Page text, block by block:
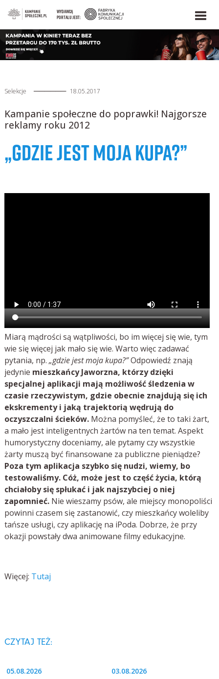
WYDAWCĄ
PORTALU JEST:
Selekcje ────── 18.05.2017
Kampanie społeczne do poprawki! Najgorsze
reklamy roku 2012
„GDZIE JEST MOJA KUPA?”
Miarą mądrości są wątpliwości, bo im więcej się wie, tym
wie się więcej jak mało się wie. Warto więc zadawać
pytania, np. „gdzie jest moja kupa?”Odpowiedź znają
jedynie mieszkańcy Jaworzna, którzy dzięki
specjalnej aplikacji mają możliwość śledzenia w
czasie rzeczywistym, gdzie obecnie znajdują się ich
ekskrementy i jaką trajektorią wędrują do
oczyszczalni ścieków.Można pomyśleć, że to taki żart,
a mało jest inteligentnych żartów na ten temat. Aspekt
humorystyczny doceniamy, ale pytamy czy wszystkie
żarty muszą być finansowane za publiczne pieniądze?
Poza tym aplikacja szybko się nudzi, wiemy, bo
testowaliśmy. Cóż, może jest to część życia, którą
chciałoby się spłukać i jak najszybciej o niej
zapomnieć.Nie wieszamy psów, ale miejscy monopoliści
powinni czasem się zastanowić, czy mieszkańcy woleliby
tańsze usługi, czy aplikację na iPoda. Dobrze, że przy
okazji powstały dwa animowane filmy edukacyjne.
Więcej: Tutaj
CZYTAJ TEŻ:
05.08.2026 03.08.2026